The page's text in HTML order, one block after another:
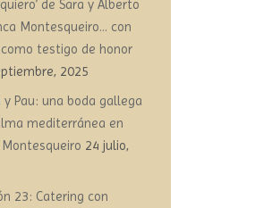
quiero’ de Sara y Alberto
Montesqueiro… con
como testigo de honor
2025
y Pau: una boda gallega
mediterránea en
Montesqueiro 24 julio,
23: Catering con